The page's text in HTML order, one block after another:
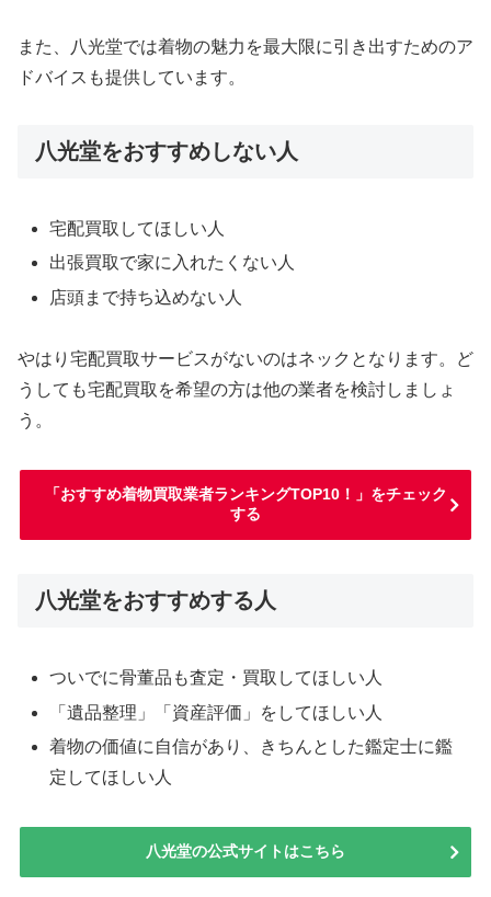
また、八光堂では着物の魅力を最大限に引き出すためのア
ドバイスも提供しています。
八光堂をおすすめしない人
宅配買取してほしい人
出張買取で家に入れたくない人
店頭まで持ち込めない人
やはり宅配買取サービスがないのはネックとなります。ど
うしても宅配買取を希望の方は他の業者を検討しましょ
う。
「おすすめ着物買取業者ランキングTOP10！」をチェック
する
八光堂をおすすめする人
ついでに骨董品も査定・買取してほしい人
「遺品整理」「資産評価」をしてほしい人
着物の価値に自信があり、きちんとした鑑定士に鑑
定してほしい人
八光堂の公式サイトはこちら